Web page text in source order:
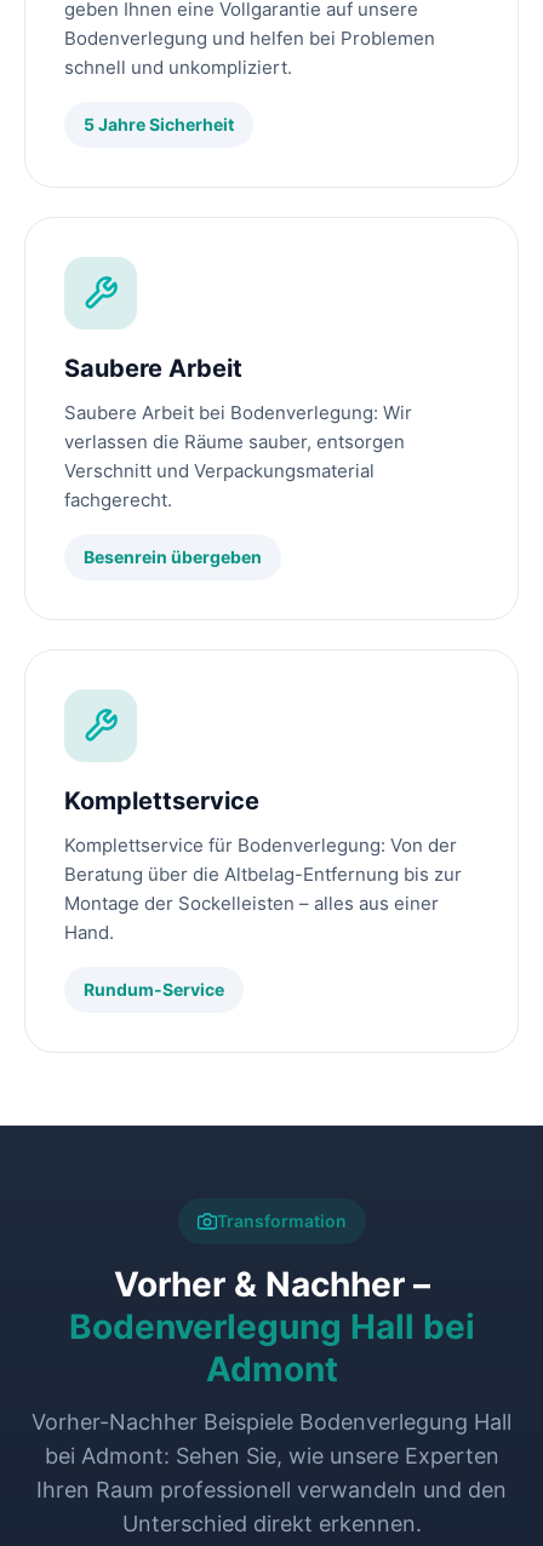
geben Ihnen eine Vollgarantie auf unsere
Bodenverlegung und helfen bei Problemen
schnell und unkompliziert.
5 Jahre Sicherheit
Saubere Arbeit
Saubere Arbeit bei Bodenverlegung: Wir
verlassen die Räume sauber, entsorgen
Verschnitt und Verpackungsmaterial
fachgerecht.
Besenrein übergeben
Komplettservice
Komplettservice für Bodenverlegung: Von der
Beratung über die Altbelag-Entfernung bis zur
Montage der Sockelleisten – alles aus einer
Hand.
Rundum-Service
Transformation
Vorher & Nachher –
Bodenverlegung Hall bei
Admont
Vorher-Nachher Beispiele Bodenverlegung Hall
bei Admont: Sehen Sie, wie unsere Experten
Ihren Raum professionell verwandeln und den
Unterschied direkt erkennen.